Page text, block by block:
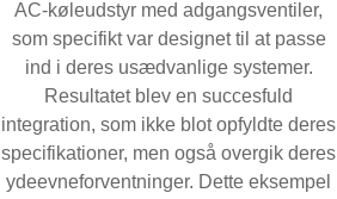
AC-køleudstyr med adgangsventiler,
som specifikt var designet til at passe
ind i deres usædvanlige systemer.
Resultatet blev en succesfuld
integration, som ikke blot opfyldte deres
specifikationer, men også overgik deres
ydeevneforventninger. Dette eksempel